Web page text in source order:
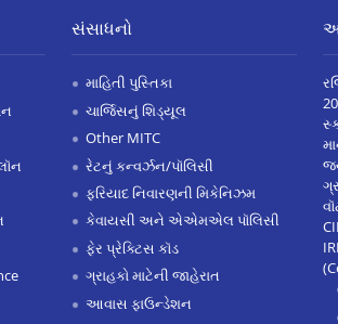
સંસાધનો
માહિતી પુસ્તિકા
ચાર્જિસનું શિડ્યૂલ
Other MITC
રેટનું કન્વર્ઝન/પૉલિસી
ફરિયાદ નિવારણની મિકેનિઝમ
કેવાયસી અને એએમએલ પૉલિસી
ફેર પ્રેક્ટિસ કૉડ
ગ્રાહકો માટેની જાહેરાત
આવાસ ફાઉન્ડેશન